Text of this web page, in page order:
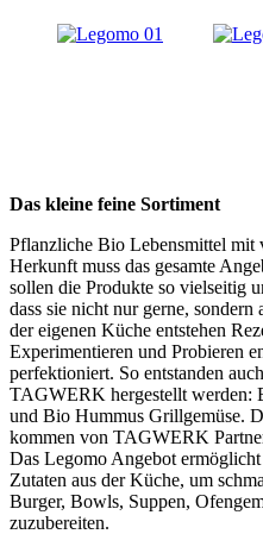
Das kleine feine Sortiment
Pflanzliche Bio Lebensmittel mit
Herkunft muss das gesamte
sollen die Produkte so vielseitig
dass sie nicht nur gerne,
der eigenen Küche entstehen
Experimentieren und Probieren
perfektioniert. So entstanden
TAGWERK hergestellt werden:
und Bio Hummus Grillgemüse.
kommen von TAGWERK
Das Legomo Angebot
Zutaten aus der Küche, um
Burger, Bowls, Suppen,
zuzubereiten.